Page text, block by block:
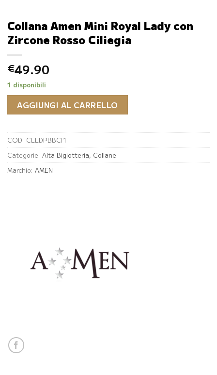
Collana Amen Mini Royal Lady con
Zircone Rosso Ciliegia
€49.90
1 disponibili
AGGIUNGI AL CARRELLO
COD: CLLDPBBCI1
Categorie: Alta Bigiotteria, Collane
Marchio: AMEN